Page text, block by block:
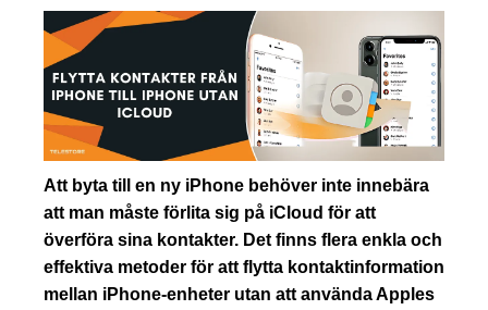
Att byta till en ny iPhone behöver inte innebära
att man måste förlita sig på iCloud för att
överföra sina kontakter. Det finns flera enkla och
effektiva metoder för att flytta kontaktinformation
mellan iPhone-enheter utan att använda Apples